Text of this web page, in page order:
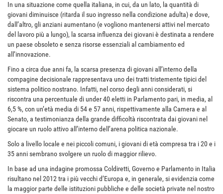
In una situazione come quella italiana, in cui, da un lato, la quantità di
giovani diminuisce (ritarda il suo ingresso nella condizione adulta) e dove,
dall’altro, gli anziani aumentano (e vogliono mantenersi attivi nel mercato
del lavoro più a lungo), la scarsa influenza dei giovani è destinata a rendere
un paese obsoleto e senza risorse essenziali al cambiamento ed
all’innovazione.
Fino a circa due anni fa, la scarsa presenza di giovani all’interno della
compagine decisionale rappresentava uno dei tratti tristemente tipici del
sistema politico nostrano. Infatti, nel corso degli anni considerati, si
riscontra una percentuale di under 40 eletti in Parlamento pari, in media, al
6,5 %, con un’età media di 54 e 57 anni, rispettivamente alla Camera e al
Senato, a testimonianza della grande difficoltà riscontrata dai giovani nel
giocare un ruolo attivo all’interno dell’arena politica nazionale.
Solo a livello locale e nei piccoli comuni, i giovani di età compresa tra i 20 e i
35 anni sembrano svolgere un ruolo di maggior rilievo.
In base ad una indagine promossa Coldiretti, Governo e Parlamento in Italia
risultano nel 2012 tra i più vecchi d’Europa e, in generale, si evidenzia come
la maggior parte delle istituzioni pubbliche e delle società private nel nostro